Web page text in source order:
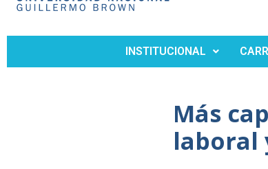
INSTITUCIONAL
Más
laboral